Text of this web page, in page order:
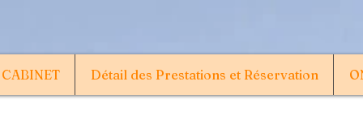
Détail des Prestations et Réservation